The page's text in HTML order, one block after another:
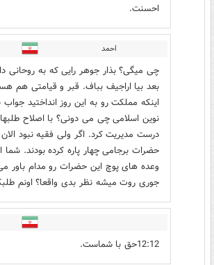
احسنت.
احمد
چی میگی؟ بذار جوهر رایی که به
بعد بیا اراجیف بباف. قبر و قیامتی هم
اینکه مملکت رو به این روز انداختید
نوین اسلامی چی می دونی؟ با اصلاح طلبها
درست مدیریت کرد. اگر ولی فقیه نبود
حضرات برجامی چهار پاره کرده بودند. شما
وعده های پوچ این حضرات رو مدام باور
جوری روت میشه نظر بدی واقعا؟ اونم
12:12حق با شماست.